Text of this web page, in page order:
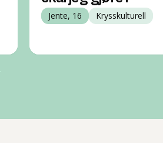
Jente, 16 Krysskulturell